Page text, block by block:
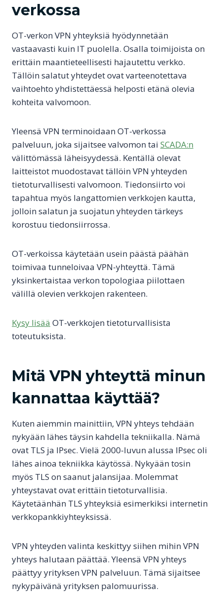
verkossa
OT-verkon VPN yhteyksiä hyödynnetään
vastaavasti kuin IT puolella. Osalla toimijoista on
erittäin maantieteellisesti hajautettu verkko.
Tällöin salatut yhteydet ovat varteenotettava
vaihtoehto yhdistettäessä helposti etänä olevia
kohteita valvomoon.
Yleensä VPN terminoidaan OT-verkossa
palveluun, joka sijaitsee valvomon tai SCADA:n
välittömässä läheisyydessä. Kentällä olevat
laitteistot muodostavat tällöin VPN yhteyden
tietoturvallisesti valvomoon. Tiedonsiirto voi
tapahtua myös langattomien verkkojen kautta,
jolloin salatun ja suojatun yhteyden tärkeys
korostuu tiedonsiirrossa.
OT-verkoissa käytetään usein päästä päähän
toimivaa tunneloivaa VPN-yhteyttä. Tämä
yksinkertaistaa verkon topologiaa piilottaen
välillä olevien verkkojen rakenteen.
Kysy lisää OT-verkkojen tietoturvallisista
toteutuksista.
Mitä VPN yhteyttä minun
kannattaa käyttää?
Kuten aiemmin mainittiin, VPN yhteys tehdään
nykyään lähes täysin kahdella tekniikalla. Nämä
ovat TLS ja IPsec. Vielä 2000-luvun alussa IPsec oli
lähes ainoa tekniikka käytössä. Nykyään tosin
myös TLS on saanut jalansijaa. Molemmat
yhteystavat ovat erittäin tietoturvallisia.
Käytetäänhän TLS yhteyksiä esimerkiksi internetin
verkkopankkiyhteyksissä.
VPN yhteyden valinta keskittyy siihen mihin VPN
yhteys halutaan päättää. Yleensä VPN yhteys
päättyy yrityksen VPN palveluun. Tämä sijaitsee
nykypäivänä yrityksen palomuurissa.